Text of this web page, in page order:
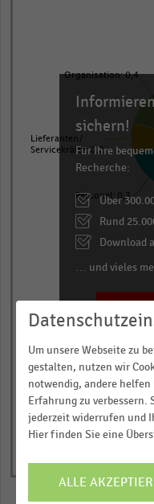
Personal: 0,3
Lieferanten/
Servicekräfte: 0,2
Organisation: 0,4
End
interactive
chart
sichern!
Für Ihre
Recherche:
Über
Rund
Download
… und vieles
Um unsere Webseite zu
gestalten, nutzen wir
notwendig, andere
Erfahrung zu
jederzeit widerrufen und
Hier finden Sie eine
ALLE